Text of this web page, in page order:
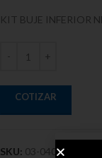
KIT BUJE INFERIOR
COTIZAR
SKU: 03-0409